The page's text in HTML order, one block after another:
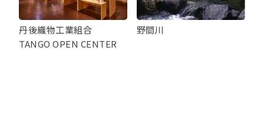
丹後織物工業組合
TANGO OPEN CENTER
野間川